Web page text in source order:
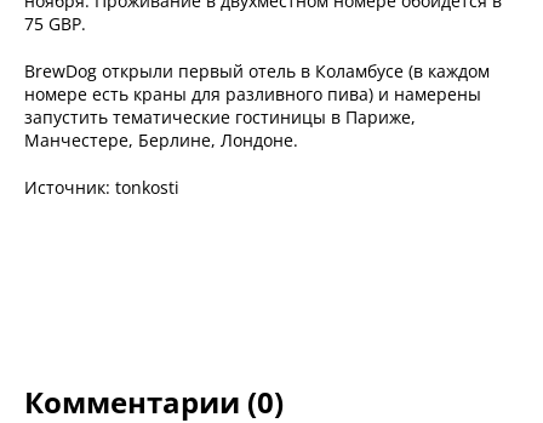
75 GBP.
BrewDog открыли первый отель в Коламбусе (в каждом
номере есть краны для разливного пива) и намерены
запустить тематические гостиницы в Париже,
Манчестере, Берлине, Лондоне.
Источник: tonkosti
Комментарии (0)